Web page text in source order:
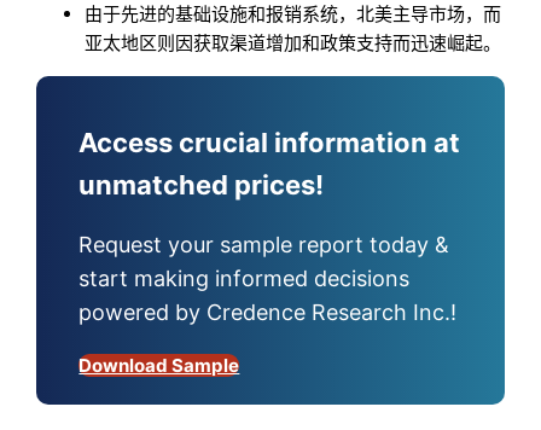
由于先进的基础设施和报销系统，北美主导市场，而
亚太地区则因获取渠道增加和政策支持而迅速崛起。
Access crucial information at
unmatched prices!
Request your sample report today &
start making informed decisions
powered by Credence Research Inc.!
Download Sample